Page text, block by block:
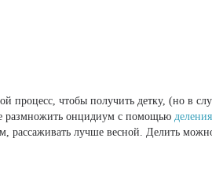
процесс, чтобы получить детку, (но в
размножить онцидиум с помощью
рассаживать лучше весной. Делить